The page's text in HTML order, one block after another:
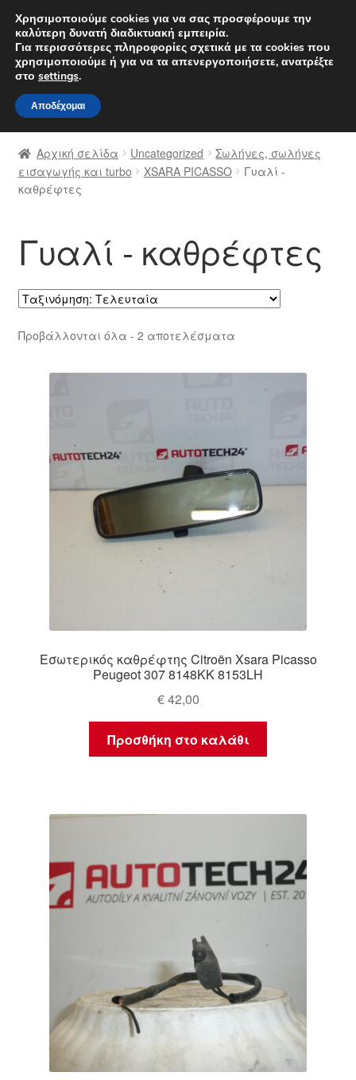
ΑΠΟΣΤΟΛΗ από 7 EUR
Δευτέρα-Παρ. 9 π.μ. - 4 μ.μ.
Απευθείας
μετάβαση
στην
πλοήγηση
Μετάβαση
σε
περιεχόμενο
Αρχική
Διαδικασία Παραπόνων
Καροτσάκι
Μεταφορά
Ο λογαριασμός μου
Ολοκλήρωση αγοράς
Παγκόσμια αποστολή
πληρωμές
Σχετικά με εμάς
Αρχική σελίδα Uncategorized
Σωλήνες, σωλήνες
εισαγωγής και turbo
XSARA PICASSO
Γυαλί -
καθρέφτες
Γυαλί - καθρέφτες
Προβάλλονται όλα - 2 αποτελέσματαSorted
latest
Εσωτερικός καθρέφτης Citroën Xsara Picasso
Peugeot 307 8148KK 8153LH
€42,00
Προσθήκη στο καλάθι
Χρησιμοποιούμε cookies για να σας προσφέρουμε την
καλύτερη δυνατή διαδικτυακή εμπειρία.
Για περισσότερες πληροφορίες σχετικά με τα cookies που
χρησιμοποιούμε ή για να τα απενεργοποιήσετε, ανατρέξτε
στο settings.
Αποδέχομαι